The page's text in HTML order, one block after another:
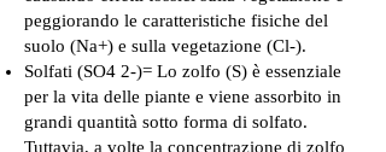
peggiorando le caratteristiche fisiche del
suolo (Na+) e sulla vegetazione (Cl-).
Solfati (SO4 2-)= Lo zolfo (S) è essenziale
per la vita delle piante e viene assorbito in
grandi quantità sotto forma di solfato.
Tuttavia, a volte la concentrazione di zolfo